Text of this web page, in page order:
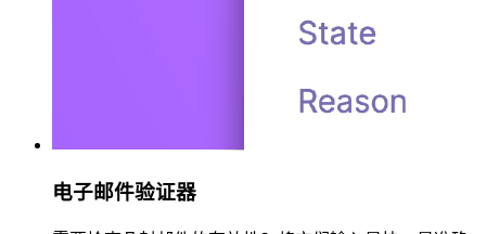
电子邮件验证器